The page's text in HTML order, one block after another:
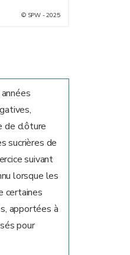
© SPW - 2025
de clôture
sucrières de
suivant
lorsque les
certaines
apportées à
pour